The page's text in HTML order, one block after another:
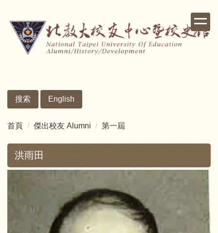
到
搜索 English
首頁 傑出校友 Alumni 第一屆
洪雨田